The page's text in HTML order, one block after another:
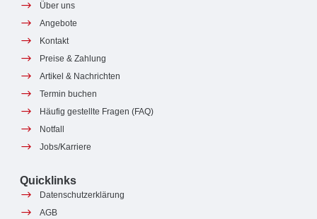
Über uns
Angebote
Kontakt
Preise & Zahlung
Artikel & Nachrichten
Termin buchen
Häufig gestellte Fragen (FAQ)
Notfall
Jobs/Karriere
Quicklinks
Datenschutzerklärung
AGB